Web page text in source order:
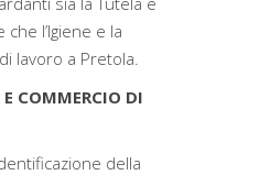
l’Igiene e la
lavoro a Pretola.
COMMERCIO DI
della